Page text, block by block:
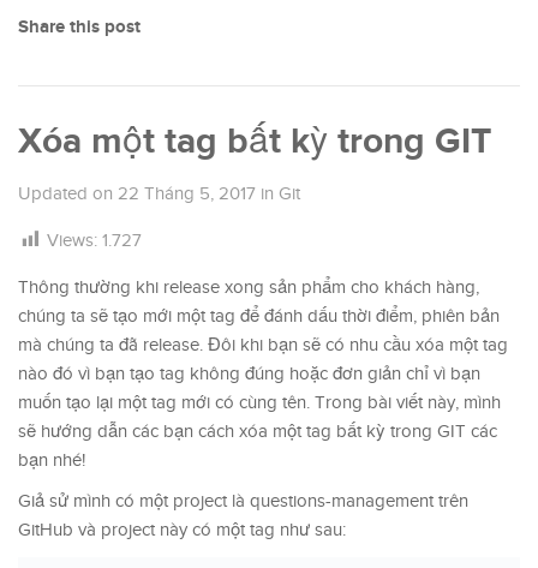
Share this post
Xóa một tag bất kỳ trong GIT
Updated on 22 Tháng 5, 2017 in Git
Views: 1.727
Thông thường khi release xong sản phẩm cho khách hàng,
chúng ta sẽ tạo mới một tag để đánh dấu thời điểm, phiên bản
mà chúng ta đã release. Đôi khi bạn sẽ có nhu cầu xóa một tag
nào đó vì bạn tạo tag không đúng hoặc đơn giản chỉ vì bạn
muốn tạo lại một tag mới có cùng tên. Trong bài viết này, mình
sẽ hướng dẫn các bạn cách xóa một tag bất kỳ trong GIT các
bạn nhé!
Giả sử mình có một project là questions-management trên
GitHub và project này có một tag như sau: